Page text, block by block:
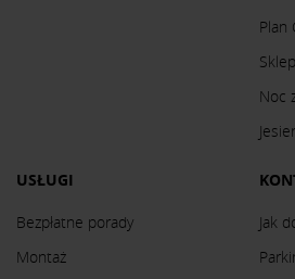
Plan
Noc
USŁUGI
Bezpłatne porady
Montaż
Jak